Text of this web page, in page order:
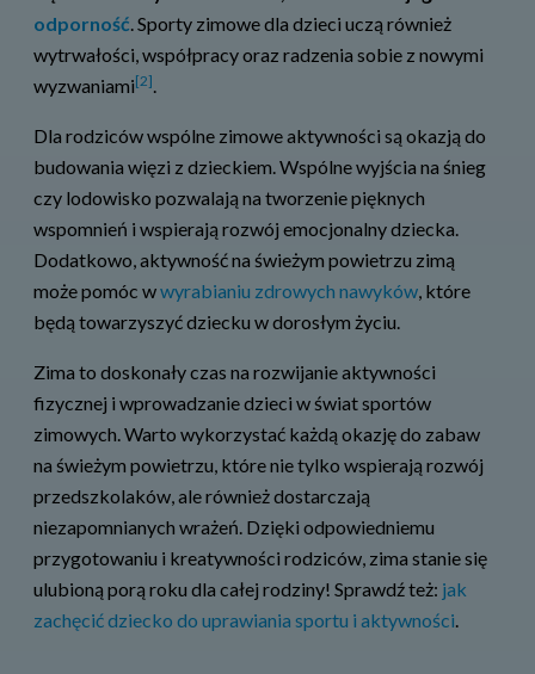
odporność. Sporty zimowe dla dzieci uczą również
wytrwałości, współpracy oraz radzenia sobie z nowymi
wyzwaniami[2].
Dla rodziców wspólne zimowe aktywności są okazją do
budowania więzi z dzieckiem. Wspólne wyjścia na śnieg
czy lodowisko pozwalają na tworzenie pięknych
wspomnień i wspierają rozwój emocjonalny dziecka.
Dodatkowo, aktywność na świeżym powietrzu zimą
może pomóc wwyrabianiu zdrowych nawyków, które
będą towarzyszyć dziecku w dorosłym życiu.
Zima to doskonały czas na rozwijanie aktywności
fizycznej i wprowadzanie dzieci w świat sportów
zimowych. Warto wykorzystać każdą okazję do zabaw
na świeżym powietrzu, które nie tylko wspierają rozwój
przedszkolaków, ale również dostarczają
niezapomnianych wrażeń. Dzięki odpowiedniemu
przygotowaniu i kreatywności rodziców, zima stanie się
ulubioną porą roku dla całej rodziny! Sprawdź też: jak
zachęcić dziecko do uprawiania sportu i aktywności.